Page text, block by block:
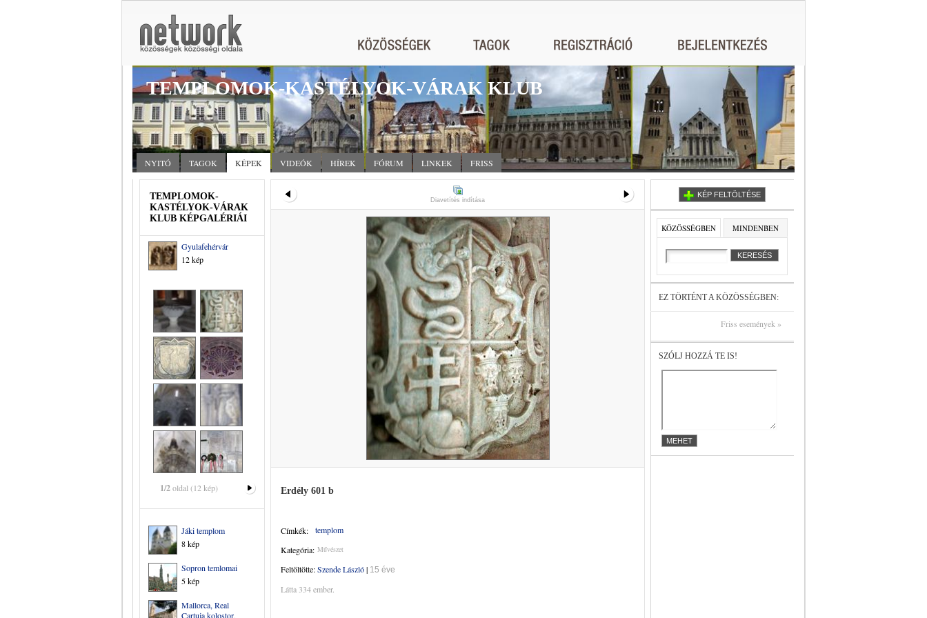
TEMPLOMOK-KASTÉLYOK-VÁRAK KLUB
NYITÓ TAGOK KÉPEK VIDEÓK HÍREK FÓRUM LINKEK FRISS
TEMPLOMOK-
KASTÉLYOK-VÁRAK
KLUB KÉPGALÉRIÁI
Gyulafehérvár
12 kép
1/2oldal (12 kép)
Jáki templom
8 kép
Sopron temlomai
5 kép
Mallorca, Real
Cartuja kolostor,
Diavetítés indítása
Erdély 601 b
Címkék:
templom
Kategória: Művészet
Feltöltötte:Szende László| 15 éve
Látta 334 ember.
KÉP FELTÖLTÉSE
KÖZÖSSÉGBEN MINDENBEN
EZ TÖRTÉNT A KÖZÖSSÉGBEN:
Friss események »
SZÓLJ HOZZÁ TE IS!